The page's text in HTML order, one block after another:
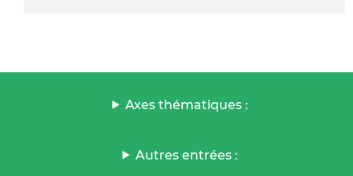
Axes thématiques :
Autres entrées :